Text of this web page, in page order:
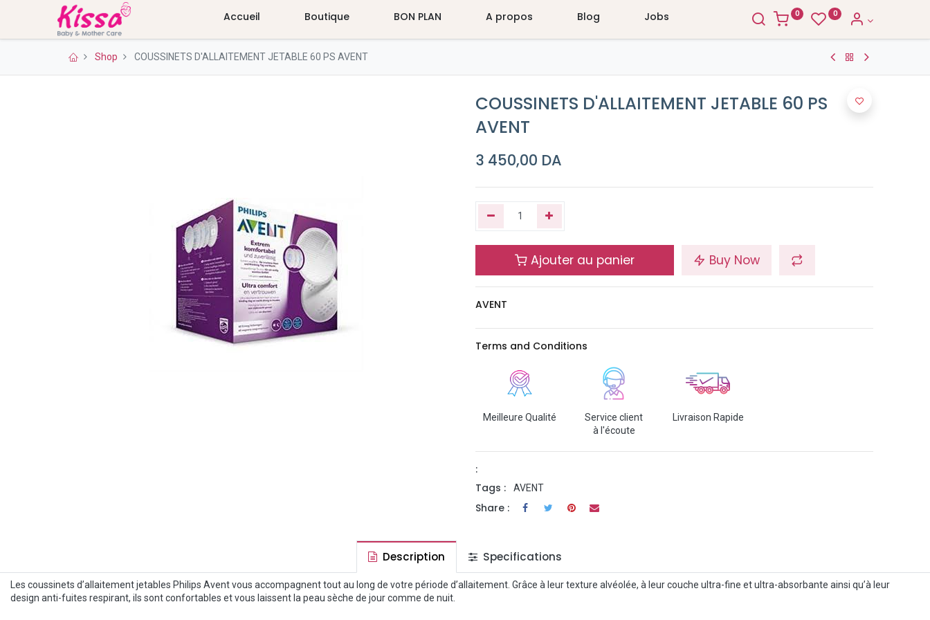
Accueil Boutique BON PLAN A propos Blog Jobs 0 0
Shop COUSSINETS D'ALLAITEMENT JETABLE 60 PS AVENT
COUSSINETS D'ALLAITEMENT JETABLE 60 PS
AVENT
3 450,00 DA
Ajouter au panier Buy Now
AVENT
Terms and Conditions
Meilleure Qualité
Service client
à l'écoute
Livraison Rapide
:
Tags :
AVENT
Share :
Description Specifications
Les coussinets d’allaitement jetables Philips Avent vous accompagnent tout au long de votre période d’allaitement. Grâce à leur texture alvéolée, à leur couche ultra-fine et ultra-absorbante ainsi qu’à leur
design anti-fuites respirant, ils sont confortables et vous laissent la peau sèche de jour comme de nuit.